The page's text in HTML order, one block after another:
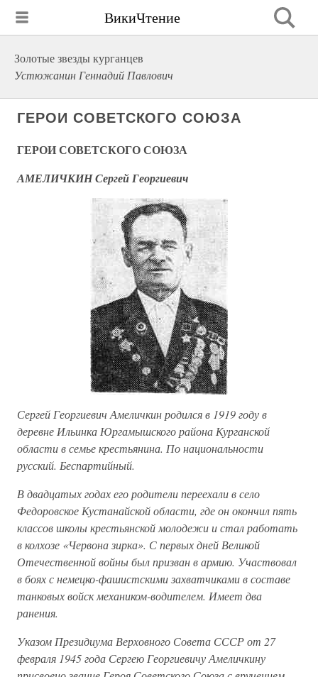
ВикиЧтение
Золотые звезды курганцев
Устюжанин Геннадий Павлович
ГЕРОИ СОВЕТСКОГО СОЮЗА
ГЕРОИ СОВЕТСКОГО СОЮЗА
АМЕЛИЧКИН Сергей Георгиевич
Сергей Георгиевич Амеличкин родился в 1919 году в
деревне Ильинка Юргамышского района Курганской
области в семье крестьянина. По национальности
русский. Беспартийный.
В двадцатых годах его родители переехали в село
Федоровское Кустанайской области, где он окончил пять
классов школы крестьянской молодежи и стал работать
в колхозе «Червона зирка». С первых дней Великой
Отечественной войны был призван в армию. Участвовал
в боях с немецко-фашистскими захватчиками в составе
танковых войск механиком-водителем. Имеет два
ранения.
Указом Президиума Верховного Совета СССР от 27
февраля 1945 года Сергею Георгиевичу Амеличкину